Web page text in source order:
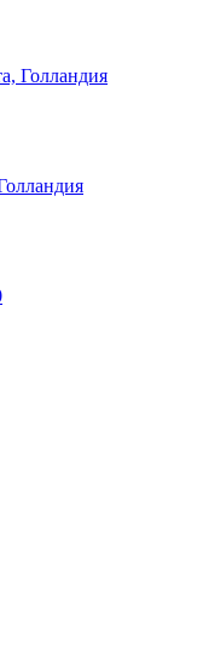
Голландия